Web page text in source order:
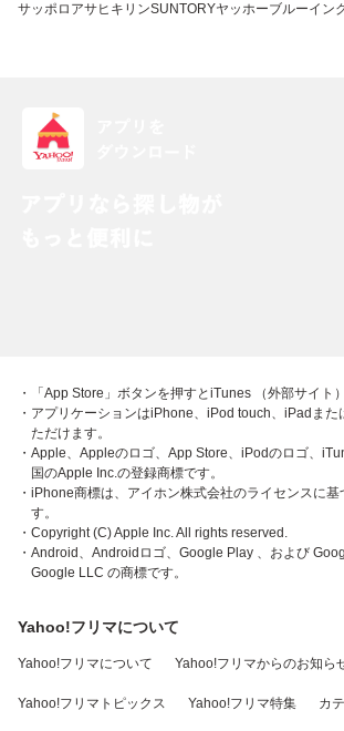
サッポロ アサヒ キリンSUNTORYヤッホーブルーイン
・「App Store」ボタンを押すとiTunes （外部サイト
・アプリケーションはiPhone、iPod touch、iPadま
ただけます。
・Apple、Appleのロゴ、App Store、iPodのロゴ、
国のApple Inc.の登録商標です。
・iPhone商標は、アイホン株式会社のライセンスに基
す。
・Copyright (C) Apple Inc. All rights reserved.
・Android、Androidロゴ、Google Play 、および
Google LLC の商標です。
Yahoo!フリマについて
Yahoo!フリマについて Yahoo!フリマからのお知ら
Yahoo!フリマトピックス Yahoo!フリマ特集 カ